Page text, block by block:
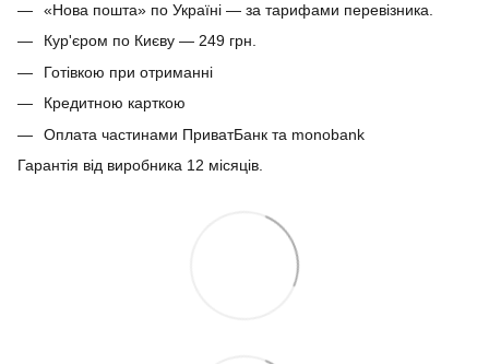
«Нова пошта» по Україні — за тарифами перевізника.
Кур'єром по Києву — 249 грн.
Готівкою при отриманні
Кредитною карткою
Оплата частинами ПриватБанк та monobank
Гарантія від виробника 12 місяців.